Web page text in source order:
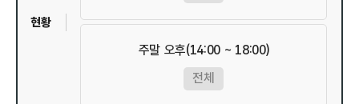
주말 오후(14:00 ~ 18:00)
전체